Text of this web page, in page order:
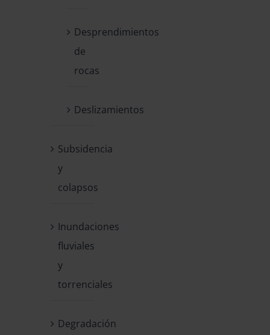
Desprendimientos
de
rocas
Deslizamientos
Subsidencia
y
colapsos
Inundaciones
fluviales
y
torrenciales
Degradación